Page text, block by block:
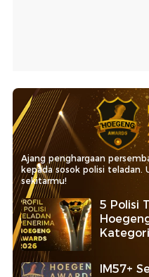
Ajang penghargaan
kepada sosok polisi teladan.
sekitarmu!
5 Polisi
IM57+